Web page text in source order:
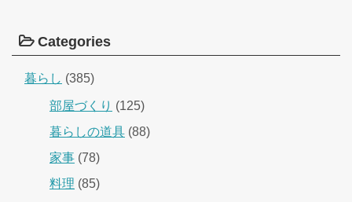
Categories
暮らし (385)
部屋づくり (125)
暮らしの道具 (88)
家事 (78)
料理 (85)